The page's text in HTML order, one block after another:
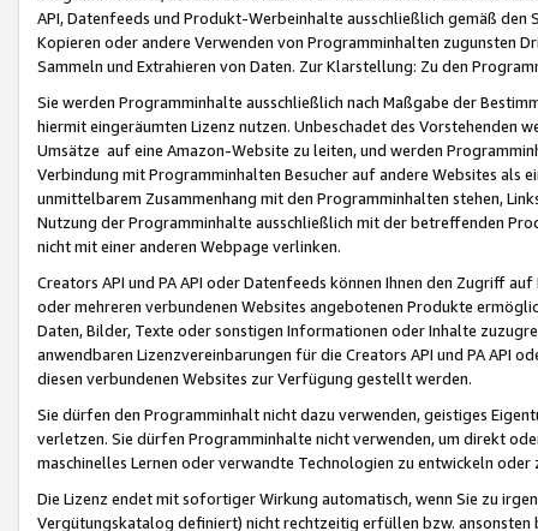
API, Datenfeeds und Produkt-Werbeinhalte ausschließlich gemäß
Kopieren oder andere Verwenden von Programminhalten zugunsten
Sammeln und Extrahieren von Daten. Zur Klarstellung: Zu den
Sie werden Programminhalte ausschließlich nach Maßgabe der
hiermit eingeräumten Lizenz nutzen. Unbeschadet des Vorstehenden
Umsätze auf eine Amazon-Website zu leiten, und werden
Verbindung mit Programminhalten Besucher auf andere Websites als
unmittelbarem Zusammenhang mit den Programminhalten stehen,
Nutzung der Programminhalte ausschließlich mit der betreffenden
nicht mit einer anderen Webpage verlinken.
Creators API und PA API oder Datenfeeds können Ihnen den Zugriff
oder mehreren verbundenen Websites angebotenen Produkte
Daten, Bilder, Texte oder sonstigen Informationen oder Inhalte
anwendbaren Lizenzvereinbarungen für die Creators API und PA API
diesen verbundenen Websites zur Verfügung gestellt werden.
Sie dürfen den Programminhalt nicht dazu verwenden, geistiges
verletzen. Sie dürfen Programminhalte nicht verwenden, um direkt
maschinelles Lernen oder verwandte Technologien zu entwickeln
Die Lizenz endet mit sofortiger Wirkung automatisch, wenn Sie zu
Vergütungskatalog definiert) nicht rechtzeitig erfüllen bzw. ansonsten